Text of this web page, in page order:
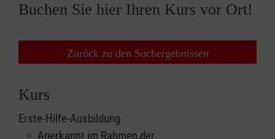
Buchen Sie hier Ihren Kurs vor Ort!
Zurück zu den Suchergebnissen
Kurs
Erste-Hilfe-Ausbildung
Anerkannt im Rahmen der